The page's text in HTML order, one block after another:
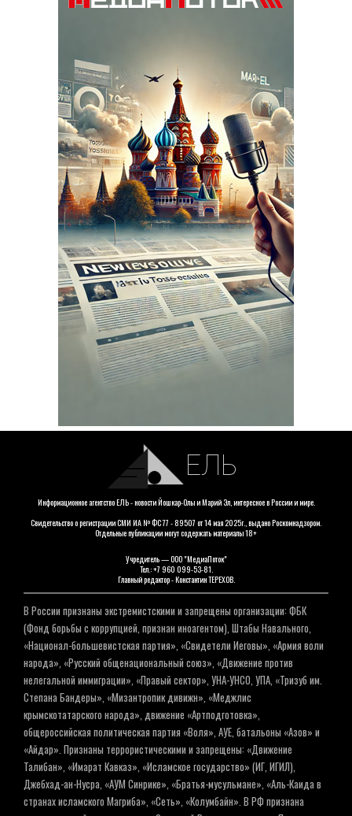
ЕЛЬ
Информационное агентство ЕЛЬ - новости Йошкар-Олы и Марий Эл, интересное в России и мире.
Свидетельство о регистрации СМИ ИА № ФС 77 - 89507 от 14 мая 2025г., выдано Роскомнадзором.
Отдельные публикации могут содержать материалы 18+
Учредитель — ООО "МедиаПоток"
Тел.: +7 960 099-53-81.
Главный редактор - Константин ТЕРЕХОВ.
В России признаны экстремистскими и запрещены организации: ФБК
(Фонд борьбы с коррупцией, признан иноагентом), Штабы Навального,
«Национал-большевистская партия», «Свидетели Иеговы», «Армия воли
народа», «Русский общенациональный союз», «Движение против
нелегальной иммиграции», «Правый сектор», УНА-УНСО, УПА, «Тризуб им.
Степана Бандеры», «Мизантропик дивижн», «Меджлис
крымскотатарского народа», движение «Артподготовка»,
общероссийская политическая партия «Воля», АУЕ, батальоны «Азов» и
«Айдар». Признаны террористическими и запрещены: «Движение
Талибан», «Имарат Кавказ», «Исламское государство» (ИГ, ИГИЛ),
Джебхад-ан-Нусра, «АУМ Синрике», «Братья-мусульмане», «Аль-Каида в
странах исламского Магриба», «Сеть», «Колумбайн». В РФ признана